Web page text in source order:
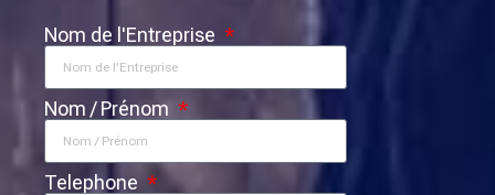
Nom de l'Entreprise
Nom / Prénom
Telephone